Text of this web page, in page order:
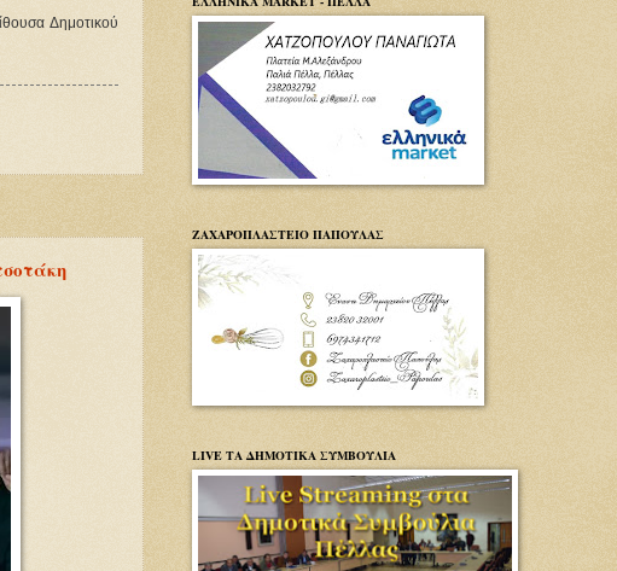
Δημοτικού
ΖΑΧΑΡΟΠΛΑΣΤΕΙΟ ΠΑΠΟΥΛΑΣ
LIVE ΤΑ ΔΗΜΟΤΙΚΑ ΣΥΜΒΟΥΛΙΑ